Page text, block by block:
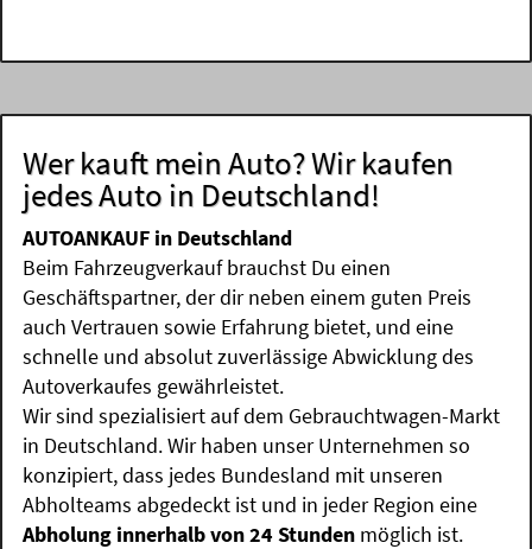
Wer kauft mein Auto? Wir kaufen
jedes Auto in Deutschland!
AUTOANKAUF in Deutschland
Beim Fahrzeugverkauf brauchst Du einen
Geschäftspartner, der dir neben einem guten Preis
auch Vertrauen sowie Erfahrung bietet, und eine
schnelle und absolut zuverlässige Abwicklung des
Autoverkaufes gewährleistet.
Wir sind spezialisiert auf dem Gebrauchtwagen-Markt
in Deutschland. Wir haben unser Unternehmen so
konzipiert, dass jedes Bundesland mit unseren
Abholteams abgedeckt ist und in jeder Region eine
Abholung innerhalb von 24 Stunden möglich ist.